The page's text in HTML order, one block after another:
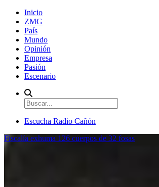
Inicio
ZMG
País
Mundo
Opinión
Empresa
Pasión
Escenario
Escucha Radio Cañón
Fiscalía exhuma 126 cuerpos de 32 fosas